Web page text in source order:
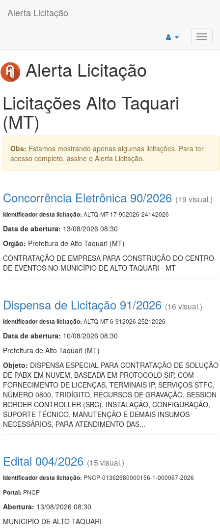
Alerta Licitação
Alerta Licitação
Licitações Alto Taquari
(MT)
Obs: Estamos mostrando apenas algumas licitações. Para ter
acesso completo, assine o Alerta Licitação.
Concorrência Eletrônica 90/2026 (19 visual.)
Identificador desta licitação: ALTQ-MT-17-902026-24142026
Data de abertura: 13/08/2026 08:30
Orgão: Prefeitura de Alto Taquari (MT)
CONTRATAÇÃO DE EMPRESA PARA CONSTRUÇÃO DO CENTRO
DE EVENTOS NO MUNICÍPIO DE ALTO TAQUARI - MT
Dispensa de Licitação 91/2026 (16 visual.)
Identificador desta licitação: ALTQ-MT-6-912026-25212026
Data de abertura: 10/08/2026 08:30
Prefeitura de Alto Taquari (MT)
Objeto: DISPENSA ESPECIAL PARA CONTRATAÇÃO DE SOLUÇÃO
DE PABX EM NUVEM, BASEADA EM PROTOCOLO SIP, COM
FORNECIMENTO DE LICENÇAS, TERMINAIS IP, SERVIÇOS STFC,
NÚMERO 0800, TRIDÍGITO, RECURSOS DE GRAVAÇÃO, SESSION
BORDER CONTROLLER (SBC), INSTALAÇÃO, CONFIGURAÇÃO,
SUPORTE TÉCNICO, MANUTENÇÃO E DEMAIS INSUMOS
NECESSÁRIOS, PARA ATENDIMENTO DAS...
Edital 004/2026 (15 visual.)
Identificador desta licitação: PNCP-01362680000156-1-000067-2026
Portal: PNCP
Abertura: 13/08/2026 08:30
MUNICIPIO DE ALTO TAQUARI